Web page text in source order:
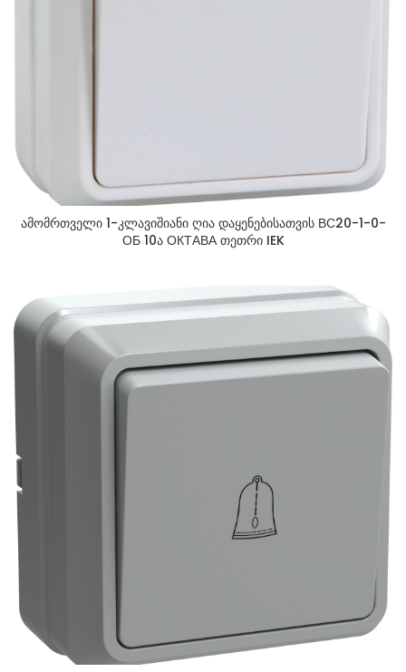
ამომრთველი 1-კლავიშიანი ღია დაყენებისათვის ВС20-1-0-
ОБ 10ა ОКТАВА თეთრი IEK